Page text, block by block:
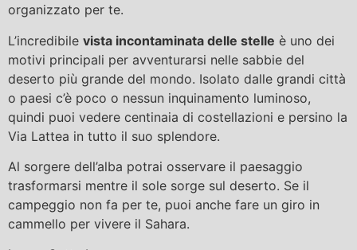
organizzato per te.
L’incredibile vista incontaminata delle stelle è uno dei
motivi principali per avventurarsi nelle sabbie del
deserto più grande del mondo. Isolato dalle grandi città
o paesi c’è poco o nessun inquinamento luminoso,
quindi puoi vedere centinaia di costellazioni e persino la
Via Lattea in tutto il suo splendore.
Al sorgere dell’alba potrai osservare il paesaggio
trasformarsi mentre il sole sorge sul deserto. Se il
campeggio non fa per te, puoi anche fare un giro in
cammello per vivere il Sahara.